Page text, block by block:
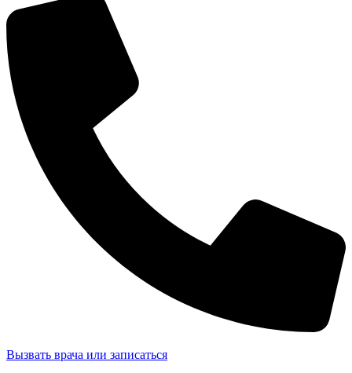
Вызвать врача или записаться